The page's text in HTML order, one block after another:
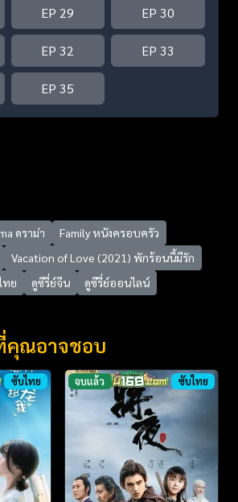
EP 29 EP 30
EP 32 EP 33
EP 35
ดราม่า
Family หนังครอบครัว
Vacation of Love (2021) พักร้อนนี้มีรัก
ทย ดูซีรี่ย์จีน ดูซีรี่ย์ออนไลน์
คุณอาจชอบ
ซับไทย จบแล้ว ซับไทย